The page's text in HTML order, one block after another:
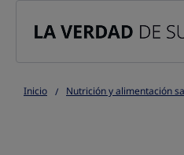
Inicio Nutrición y alimentación